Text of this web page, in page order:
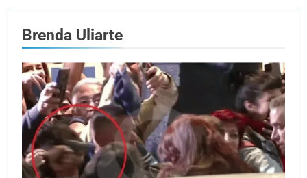
Brenda Uliarte